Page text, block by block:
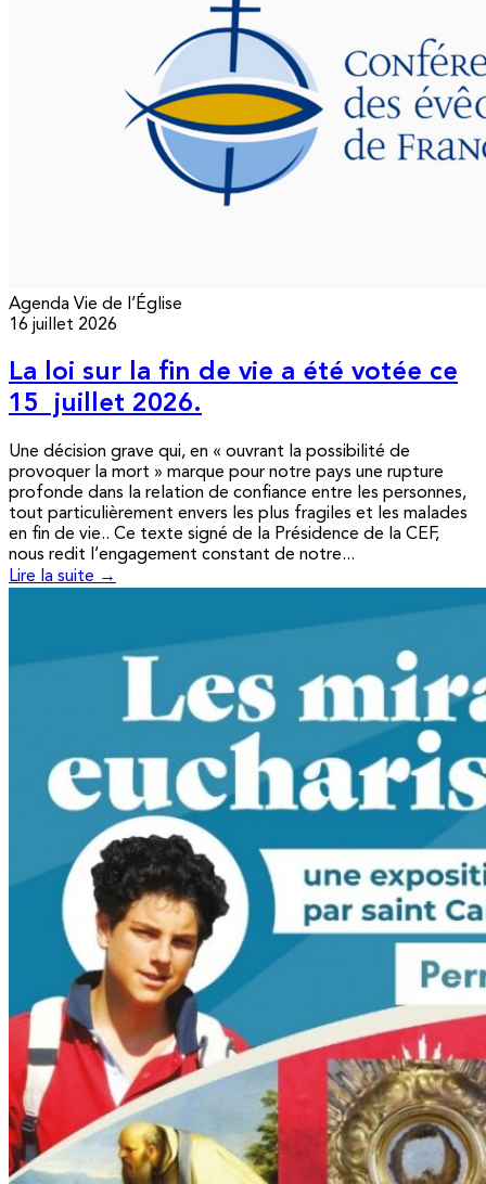
Agenda Vie de l’Église
16 juillet 2026
La loi sur la fin de vie a été votée ce
15 juillet 2026.
Une décision grave qui, en « ouvrant la possibilité de
provoquer la mort » marque pour notre pays une rupture
profonde dans la relation de confiance entre les personnes,
tout particulièrement envers les plus fragiles et les malades
en fin de vie.. Ce texte signé de la Présidence de la CEF,
nous redit l’engagement constant de notre...
Lire la suite →